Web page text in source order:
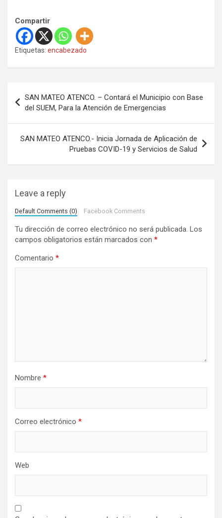
Compartir
Etiquetas: encabezado
v
a
SAN MATEO ATENCO. – Contará el Municipio con Base
del SUEM, Para la Atención de Emergencias
SAN MATEO ATENCO.- Inicia Jornada de Aplicación de
Pruebas COVID-19 y Servicios de Salud
Leave a reply
Default Comments (0) Facebook Comments
Tu dirección de correo electrónico no será publicada. Los
campos obligatorios están marcados con *
Comentario *
Nombre *
Correo electrónico *
Web